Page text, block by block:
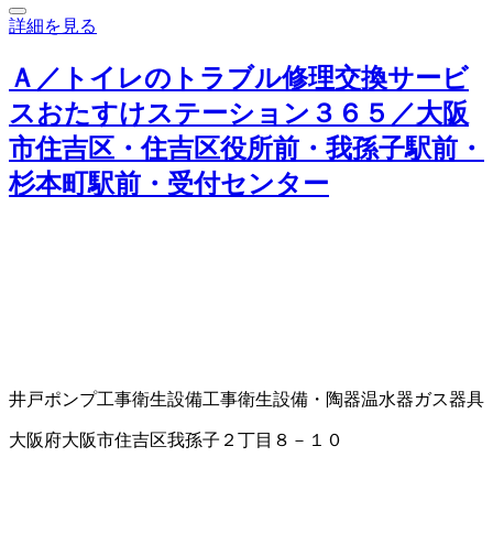
詳細を見る
Ａ／トイレのトラブル修理交換サービ
スおたすけステーション３６５／大阪
市住吉区・住吉区役所前・我孫子駅前・
杉本町駅前・受付センター
井戸ポンプ工事衛生設備工事衛生設備・陶器温水器ガス器具
大阪府大阪市住吉区我孫子２丁目８－１０